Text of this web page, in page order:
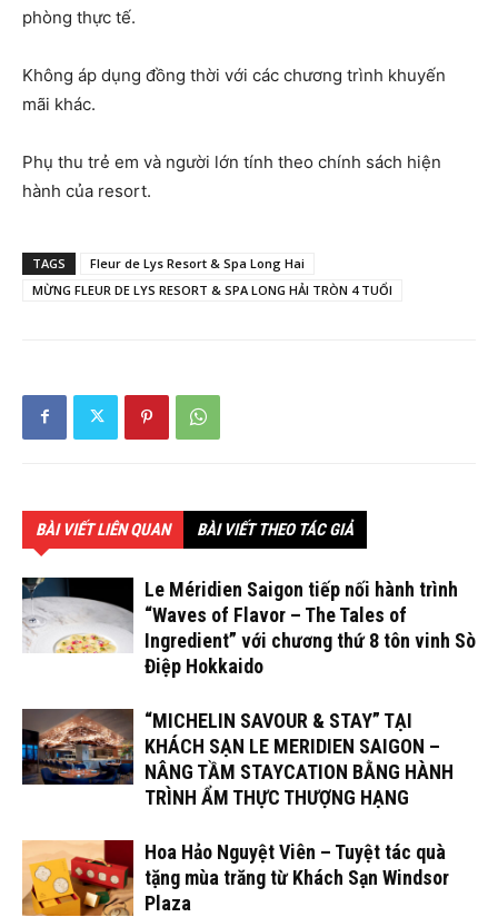
phòng thực tế.
Không áp dụng đồng thời với các chương trình khuyến
mãi khác.
Phụ thu trẻ em và người lớn tính theo chính sách hiện
hành của resort.
TAGS
Fleur de Lys Resort & Spa Long Hai
MỪNG FLEUR DE LYS RESORT & SPA LONG HẢI TRÒN 4 TUỔI
BÀI VIẾT LIÊN QUAN BÀI VIẾT THEO TÁC GIẢ
Le Méridien Saigon tiếp nối hành trình
“Waves of Flavor – The Tales of
Ingredient” với chương thứ 8 tôn vinh Sò
Điệp Hokkaido
“MICHELIN SAVOUR & STAY” TẠI
KHÁCH SẠN LE MERIDIEN SAIGON –
NÂNG TẦM STAYCATION BẰNG HÀNH
TRÌNH ẨM THỰC THƯỢNG HẠNG
Hoa Hảo Nguyệt Viên – Tuyệt tác quà
tặng mùa trăng từ Khách Sạn Windsor
Plaza